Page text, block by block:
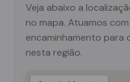
Veja abaixo a
no mapa. Atuamos
encaminhamento para
nesta região.